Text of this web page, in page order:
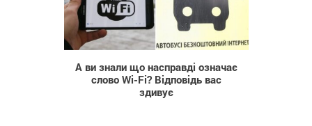
А ви знали що насправді означає
слово Wi-Fi? Відповідь вас
здивує